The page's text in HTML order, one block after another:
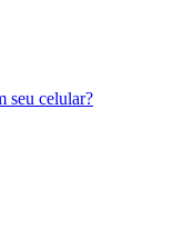
seu celular?